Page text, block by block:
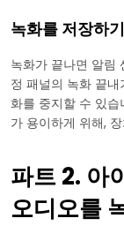
녹화를 저장하기
녹화가 끝나면 알림
정 패널의 녹화 끝
화를 중지할 수 있
가 용이하게 위해,
파트 2. 아
오디오를